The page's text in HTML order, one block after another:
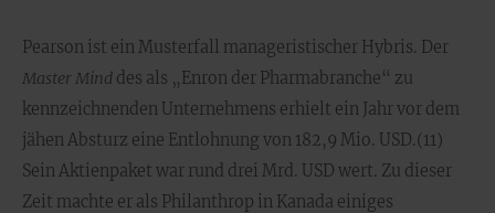
Pearson ist ein Musterfall manageristischer Hybris. Der
Master Mind des als „Enron der Pharmabranche“ zu
kennzeichnenden Unternehmens erhielt ein Jahr vor dem
jähen Absturz eine Entlohnung von 182,9 Mio. USD.(11)
Sein Aktienpaket war rund drei Mrd. USD wert. Zu dieser
Zeit machte er als Philanthrop in Kanada einiges